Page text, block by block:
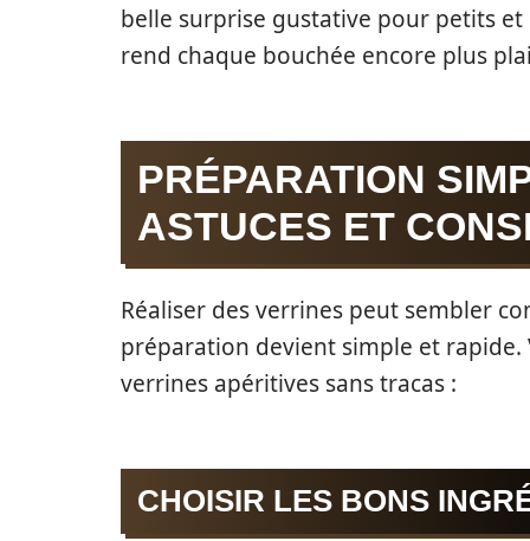
belle surprise gustative pour petits et
rend chaque bouchée encore plus
PRÉPARATION
ASTUCES ET
Réaliser des verrines peut sembler
préparation devient simple et rapide.
verrines apéritives sans tracas :
CHOISIR LES BONS